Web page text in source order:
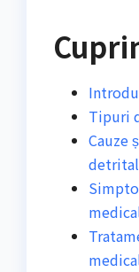
Tipuri
Cauze